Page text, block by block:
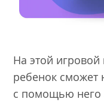
На этой
ребенок сможет
с помощью него